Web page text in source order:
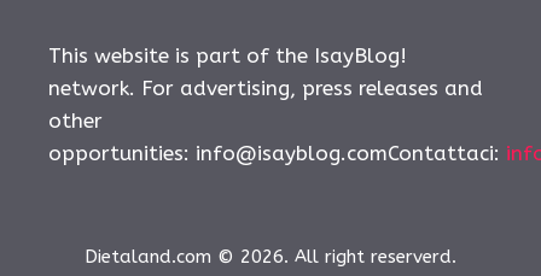
This website is part of the IsayBlog!
network. For advertising, press releases and
other
opportunities: info@isayblog.comContattaci:
Dietaland.com © 2026. All right reserverd.